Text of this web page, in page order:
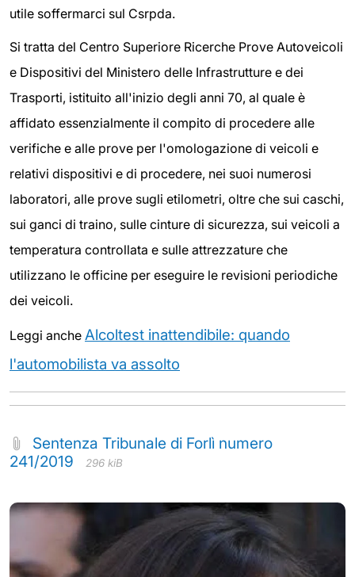
utile soffermarci sul Csrpda.
Si tratta del Centro Superiore Ricerche Prove Autoveicoli
e Dispositivi del Ministero delle Infrastrutture e dei
Trasporti, istituito all'inizio degli anni 70, al quale è
affidato essenzialmente il compito di procedere alle
verifiche e alle prove per l'omologazione di veicoli e
relativi dispositivi e di procedere, nei suoi numerosi
laboratori, alle prove sugli etilometri, oltre che sui caschi,
sui ganci di traino, sulle cinture di sicurezza, sui veicoli a
temperatura controllata e sulle attrezzature che
utilizzano le officine per eseguire le revisioni periodiche
dei veicoli.
Leggi anche Alcoltest inattendibile: quando
l'automobilista va assolto
Sentenza Tribunale di Forlì numero
241/2019
296 kiB